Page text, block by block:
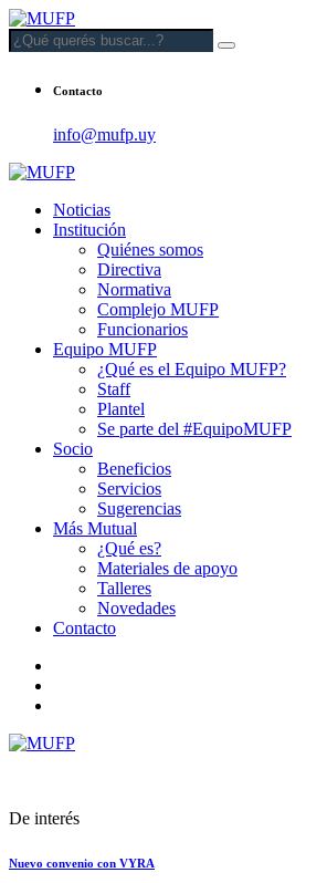
Contacto
info@mufp.uy
Noticias
Institución
Quiénes somos
Directiva
Normativa
Complejo MUFP
Funcionarios
Equipo MUFP
¿Qué es el Equipo MUFP?
Staff
Plantel
Se parte del #EquipoMUFP
Socio
Beneficios
Servicios
Sugerencias
Más Mutual
¿Qué es?
Materiales de apoyo
Talleres
Novedades
Contacto
De interés
Nuevo convenio con VYRA